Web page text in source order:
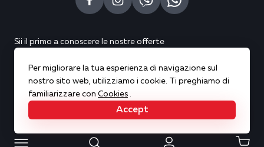
Sii il primo a conoscere le nostre offerte
Sottoscrivi
Copyright © 2026 Kameleon. All rights reserved
Per migliorare la tua esperienza di navigazione sul
nostro sito web, utilizziamo i cookie. Ti preghiamo di
familiarizzare con Cookies .
Accept